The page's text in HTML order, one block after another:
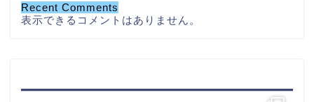
Recent Comments
表示できるコメントはありません。